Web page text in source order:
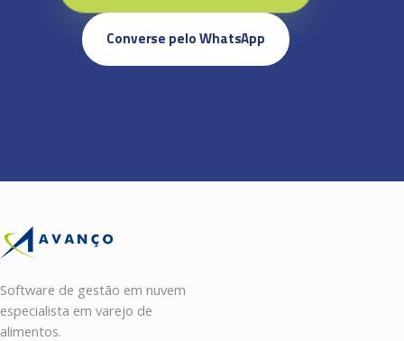
Converse pelo WhatsApp
Software de gestão em nuvem
especialista em varejo de
alimentos.